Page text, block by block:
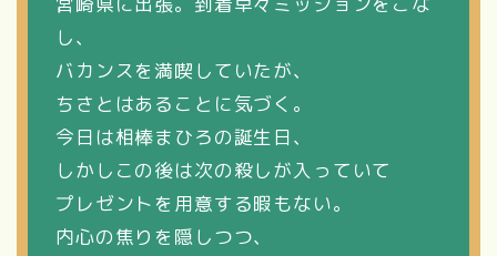
し、
バカンスを満喫していたが、
ちさとはあることに気づく。
今日は相棒まひろの誕生日、
しかしこの後は次の殺しが入っていて
プレゼントを用意する暇もない。
内心の焦りを隠しつつ、